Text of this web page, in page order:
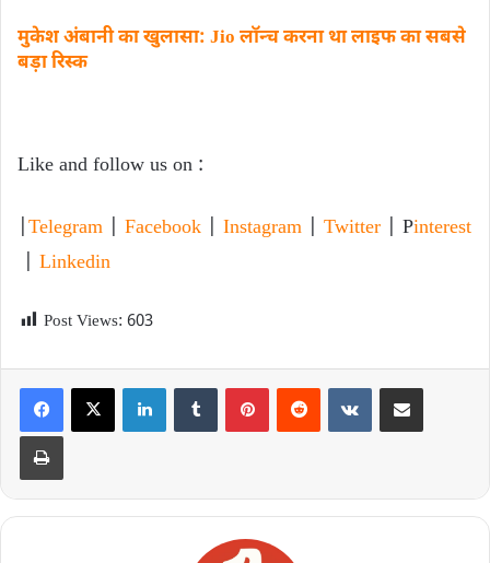
मुकेश अंबानी का खुलासा: Jio लॉन्च करना था लाइफ का सबसे
बड़ा रिस्क
Like and follow us on :
Telegram Facebook Instagram Twitter | Pinterest
Linkedin
Post Views: 603